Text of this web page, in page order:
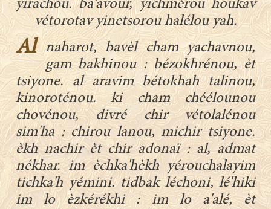
yirachou. ba'avour, yichmérou houkav
vétorotav yinetsorou halélou yah.
Alnaharot, bavèl cham yachavnou,
gam bakhinou : bézokhrénou, èt
tsiyone. al aravim bétokhah talinou,
kinoroténou. ki cham chéélounou
chovénou, divré chir vétolalénou
sim'ha : chirou lanou, michir tsiyone.
èkh nachir èt chir adonaï : al, admat
nékhar. im èchka'hèkh yérouchalayim
tichka'h yémini. tidbak léchoni, lé'hiki
im lo èzkérékhi : im lo a'alé, èt